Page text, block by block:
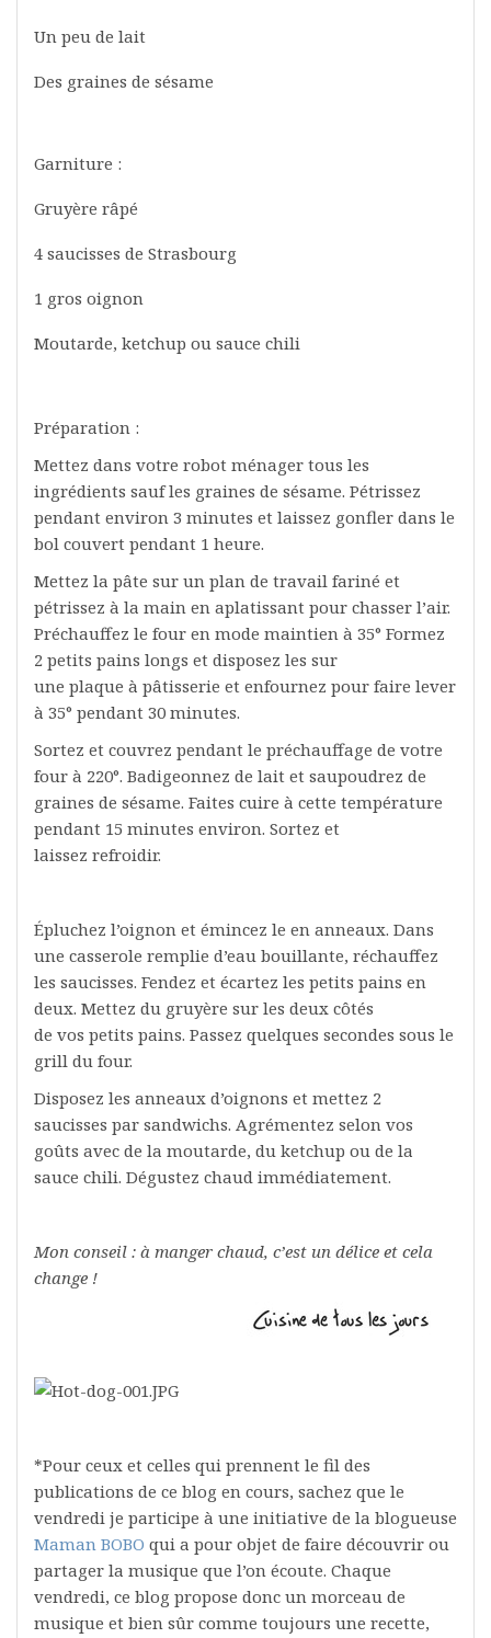
Un peu de lait
Des graines de sésame
Garniture :
Gruyère râpé
4 saucisses de Strasbourg
1 gros oignon
Moutarde, ketchup ou sauce chili
Préparation :
Mettez dans votre robot ménager tous les
ingrédients sauf les graines de sésame. Pétrissez
pendant environ 3 minutes et laissez gonfler dans le
bol couvert pendant 1 heure.
Mettez la pâte sur un plan de travail fariné et
pétrissez à la main en aplatissant pour chasser l’air.
Préchauffez le four en mode maintien à 35° Formez
2 petits pains longs et disposez les sur
une plaque à pâtisserie et enfournez pour faire lever
à 35° pendant 30 minutes.
Sortez et couvrez pendant le préchauffage de votre
four à 220°. Badigeonnez de lait et saupoudrez de
graines de sésame. Faites cuire à cette température
pendant 15 minutes environ. Sortez et
laissez refroidir.
Épluchez l’oignon et émincez le en anneaux. Dans
une casserole remplie d’eau bouillante, réchauffez
les saucisses. Fendez et écartez les petits pains en
deux. Mettez du gruyère sur les deux côtés
de vos petits pains. Passez quelques secondes sous le
grill du four.
Disposez les anneaux d’oignons et mettez 2
saucisses par sandwichs. Agrémentez selon vos
goûts avec de la moutarde, du ketchup ou de la
sauce chili. Dégustez chaud immédiatement.
Mon conseil : à manger chaud, c’est un délice et cela
change !
*Pour ceux et celles qui prennent le fil des
publications de ce blog en cours, sachez que le
vendredi je participe à une initiative de la blogueuse
Maman BOBO qui a pour objet de faire découvrir ou
partager la musique que l’on écoute. Chaque
vendredi, ce blog propose donc un morceau de
musique et bien sûr comme toujours une recette,